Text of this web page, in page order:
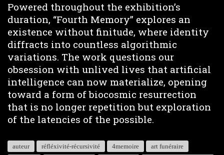
Powered throughout the exhibition’s
duration, “Fourth Memory” explores an
existence without finitude, where identity
diffracts into countless algorithmic
variations. The work questions our
obsession with unlived lives that artificial
intelligence can now materialize, opening
toward a form of biocosmic resurrection
that is no longer repetition but exploration
of the latencies of the possible.
auteur réfléxivité-récursivité 4memoire art funéraire